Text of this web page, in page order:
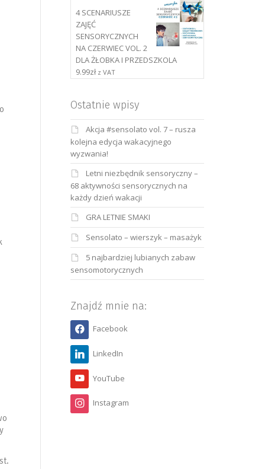
4 SCENARIUSZE
ZAJĘĆ
SENSORYCZNYCH
NA CZERWIEC VOL. 2
DLA ŻŁOBKA I PRZEDSZKOLA
9.99zł z VAT
Ostatnie wpisy
Akcja #sensolato vol. 7 – rusza
kolejna edycja wakacyjnego
wyzwania!
Letni niezbędnik sensoryczny –
68 aktywności sensorycznych na
każdy dzień wakacji
GRA LETNIE SMAKI
Sensolato – wierszyk – masażyk
5 najbardziej lubianych zabaw
sensomotorycznych
Znajdź mnie na:
Facebook
LinkedIn
YouTube
Instagram